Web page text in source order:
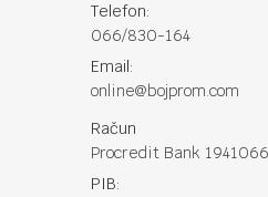
Telefon:
066/830-164
Email:
online@bojprom.com
Račun
Procredit Bank
PIB: